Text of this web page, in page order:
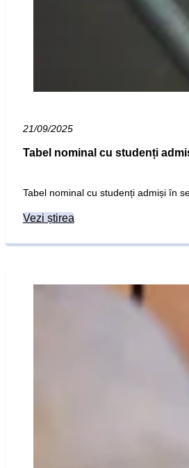
Tabel nominal cu studenți
Tabel nominal cu studenți admiși în
21/09/2025
Vezi știrea